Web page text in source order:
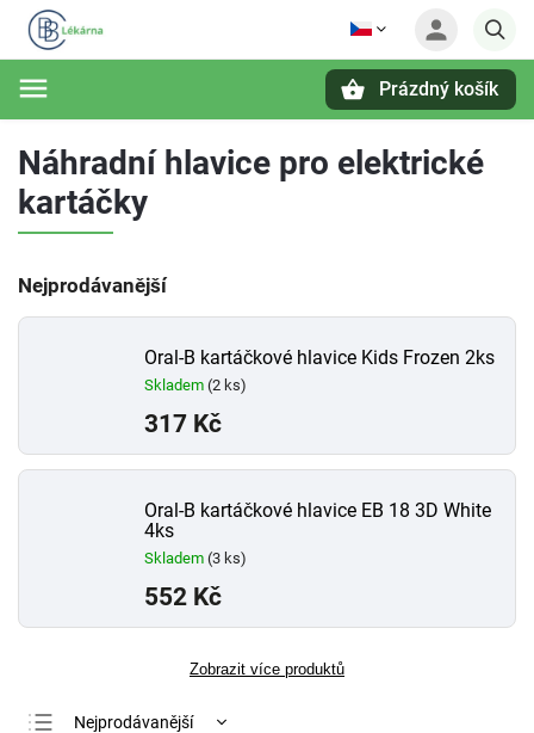
Prázdný košík
Náhradní hlavice pro elektrické
kartáčky
Nejprodávanější
Oral-B kartáčkové hlavice Kids Frozen 2ks
Skladem (2 ks)
317 Kč
Oral-B kartáčkové hlavice EB 18 3D White
4ks
Skladem (3 ks)
552 Kč
Zobrazit více produktů
Nejprodávanější